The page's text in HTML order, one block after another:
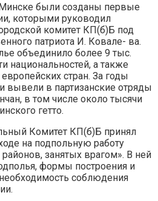
были созданы первые
которыми руководил
комитет КП(б)Б под
патриота И. Ковале- ва.
объединило более 9 тыс.
национальностей, а также
стран. За годы
вывели в партизанские отряды
в том числе около тысячи
гетто.
Комитет КП(б)Б принял
на подпольную работу
занятых врагом». В ней
формы построения и
соблюдения